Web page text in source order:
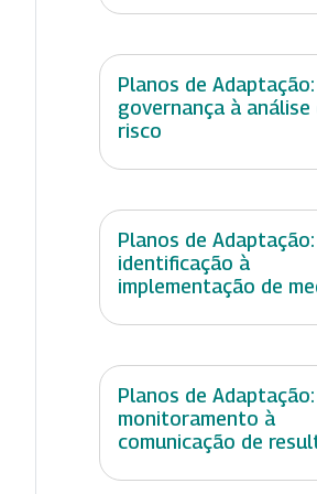
Planos de
governança à análise
risco
Planos de
identificação à
implementação de
Planos de
monitoramento à
comunicação de